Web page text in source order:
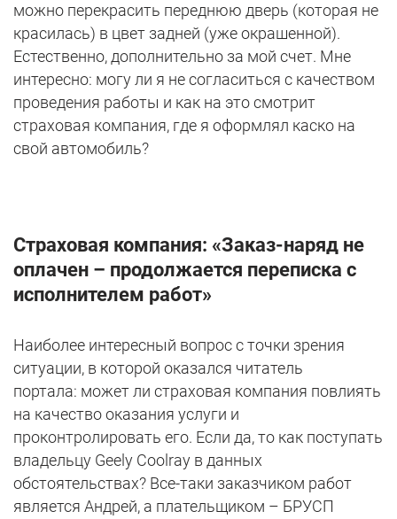
можно перекрасить переднюю дверь (которая не
красилась) в цвет задней (уже окрашенной).
Естественно, дополнительно за мой счет. Мне
интересно: могу ли я не согласиться с качеством
проведения работы и как на это смотрит
страховая компания, где я оформлял каско на
свой автомобиль?
Страховая компания: «Заказ-наряд не
оплачен – продолжается переписка с
исполнителем работ»
Наиболее интересный вопрос с точки зрения
ситуации, в которой оказался читатель
портала: может ли страховая компания повлиять
на качество оказания услуги и
проконтролировать его. Если да, то как поступать
владельцу Geely Coolray в данных
обстоятельствах? Все-таки заказчиком работ
является Андрей, а плательщиком – БРУСП